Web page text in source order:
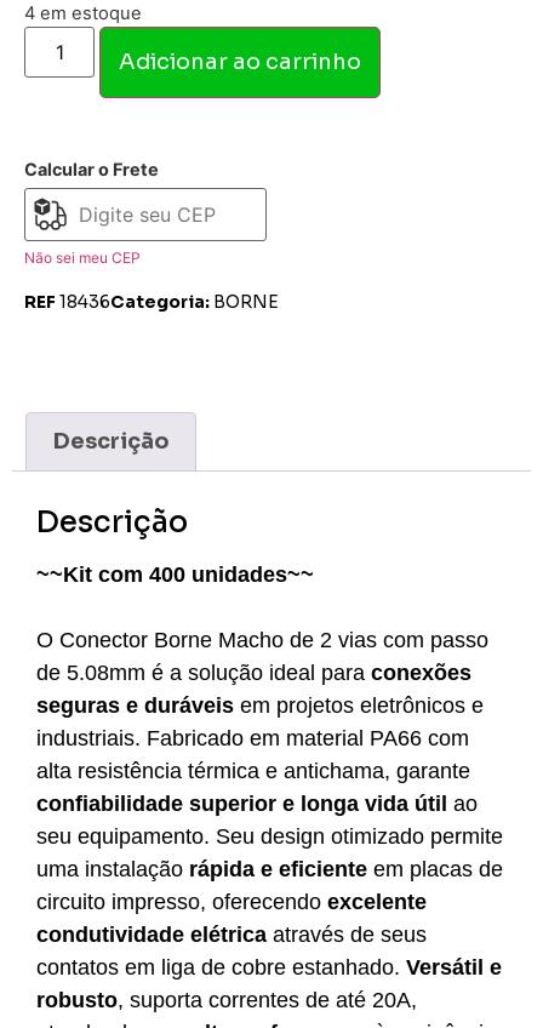
4 em estoque
Adicionar ao carrinho
Calcular o Frete
Não sei meu CEP
REF 18436Categoria: BORNE
Descrição
Descrição
~~Kit com 400 unidades~~
O Conector Borne Macho de 2 vias com passo
de 5.08mm é a solução ideal para conexões
seguras e duráveis em projetos eletrônicos e
industriais. Fabricado em material PA66 com
alta resistência térmica e antichama, garante
confiabilidade superior e longa vida útil ao
seu equipamento. Seu design otimizado permite
uma instalação rápida e eficiente em placas de
circuito impresso, oferecendo excelente
condutividade elétrica através de seus
contatos em liga de cobre estanhado. Versátil e
robusto, suporta correntes de até 20A,